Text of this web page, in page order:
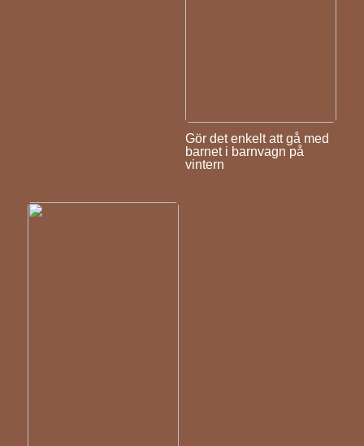
Gör det enkelt att gå med
barnet i barnvagn på
vintern